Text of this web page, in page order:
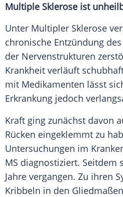
Multiple Sklerose ist
Unter Multipler Sklerose
chronische Entzündung
der Nervenstrukturen
Krankheit verläuft
mit Medikamenten lässt
Erkrankung jedoch
Kraft ging zunächst davon
Rücken eingeklemmt zu
Untersuchungen im
MS diagnostiziert. Seitdem
Jahre vergangen. Zu ihren
Kribbeln in den